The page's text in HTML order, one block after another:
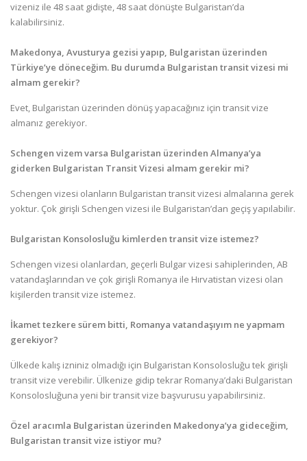
vizeniz ile 48 saat gidişte, 48 saat dönüşte Bulgaristan’da
kalabilirsiniz.
Makedonya, Avusturya gezisi yapıp, Bulgaristan üzerinden
Türkiye’ye döneceğim. Bu durumda Bulgaristan transit vizesi mi
almam gerekir?
Evet, Bulgaristan üzerinden dönüş yapacağınız için transit vize
almanız gerekiyor.
Schengen vizem varsa Bulgaristan üzerinden Almanya’ya
giderken Bulgaristan Transit Vizesi almam gerekir mi?
Schengen vizesi olanların Bulgaristan transit vizesi almalarına gerek
yoktur. Çok girişli Schengen vizesi ile Bulgaristan’dan geçiş yapılabilir.
Bulgaristan Konsolosluğu kimlerden transit vize istemez?
Schengen vizesi olanlardan, geçerli Bulgar vizesi sahiplerinden, AB
vatandaşlarından ve çok girişli Romanya ile Hırvatistan vizesi olan
kişilerden transit vize istemez.
İkamet tezkere sürem bitti, Romanya vatandaşıyım ne yapmam
gerekiyor?
Ülkede kalış izniniz olmadığı için Bulgaristan Konsolosluğu tek girişli
transit vize verebilir. Ülkenize gidip tekrar Romanya’daki Bulgaristan
Konsolosluğuna yeni bir transit vize başvurusu yapabilirsiniz.
Özel aracımla Bulgaristan üzerinden Makedonya’ya gideceğim,
Bulgaristan transit vize istiyor mu?